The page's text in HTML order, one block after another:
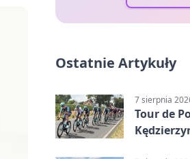
Ostatnie Artykuły
7 sierpnia
Tour de